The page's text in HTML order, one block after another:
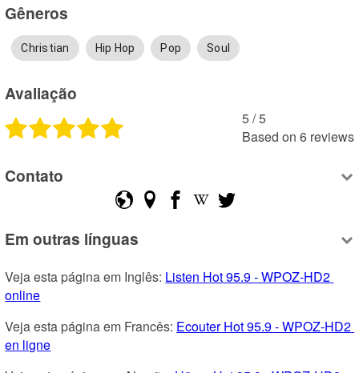
Gêneros
Christian Hip Hop Pop Soul
Avaliação
5 /5
Based on 6 reviews
Contato
Em outras línguas
Veja esta página em Inglês: Listen Hot 95.9 - WPOZ-HD2
online
Veja esta página em Francês: Ecouter Hot 95.9 - WPOZ-HD2
en ligne